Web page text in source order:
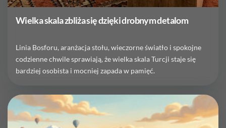
Wielka skala zbliża się dzięki drobnym detalom
Linia Bosforu, aranżacja stołu, wieczorne światło i spokojne
codzienne chwile sprawiają, że wielka skala Turcji staje się
bardziej osobista i mocniej zapada w pamięć.